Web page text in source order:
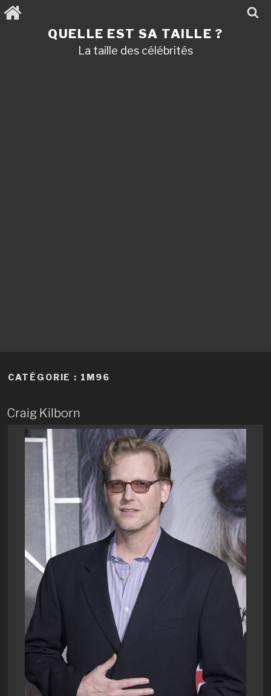
Aller
au
QUELLE EST SA TAILLE ?
La taille des célébrités
CATÉGORIE : 1M96
Craig Kilborn